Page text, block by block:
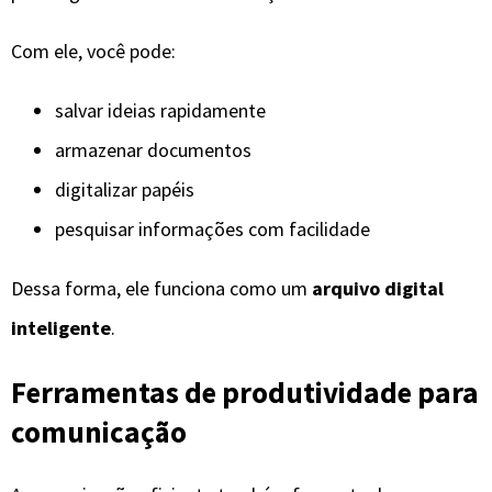
Com ele, você pode:
salvar ideias rapidamente
armazenar documentos
digitalizar papéis
pesquisar informações com facilidade
Dessa forma, ele funciona como um arquivo digital
inteligente.
Ferramentas de produtividade para
comunicação